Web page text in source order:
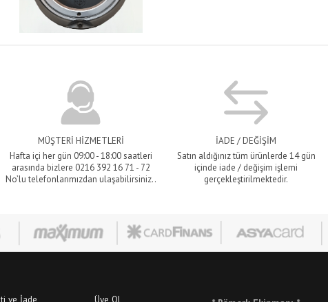
MÜŞTERİ HİZMETLERİ
Hafta içi her gün 09:00 - 18:00 saatleri
arasında bizlere 0216 392 16 71 - 72
No’lu telefonlarımızdan ulaşabilirsiniz..
İADE / DEĞİŞİM
Satın aldığınız tüm ürünlerde 14 gün
içinde iade / değişim işlemi
gerçekleştirilmektedir.
ve İade
Üye Ol